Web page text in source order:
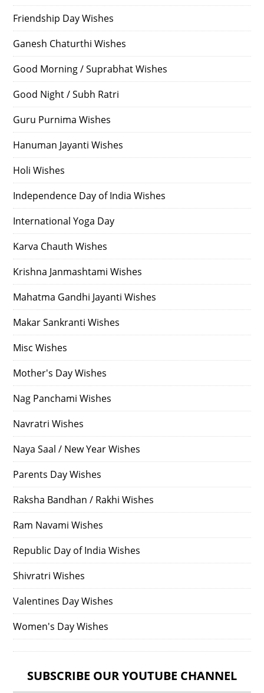
Friendship Day Wishes
Ganesh Chaturthi Wishes
Good Morning / Suprabhat Wishes
Good Night / Subh Ratri
Guru Purnima Wishes
Hanuman Jayanti Wishes
Holi Wishes
Independence Day of India Wishes
International Yoga Day
Karva Chauth Wishes
Krishna Janmashtami Wishes
Mahatma Gandhi Jayanti Wishes
Makar Sankranti Wishes
Misc Wishes
Mother's Day Wishes
Nag Panchami Wishes
Navratri Wishes
Naya Saal / New Year Wishes
Parents Day Wishes
Raksha Bandhan / Rakhi Wishes
Ram Navami Wishes
Republic Day of India Wishes
Shivratri Wishes
Valentines Day Wishes
Women's Day Wishes
SUBSCRIBE OUR YOUTUBE CHANNEL